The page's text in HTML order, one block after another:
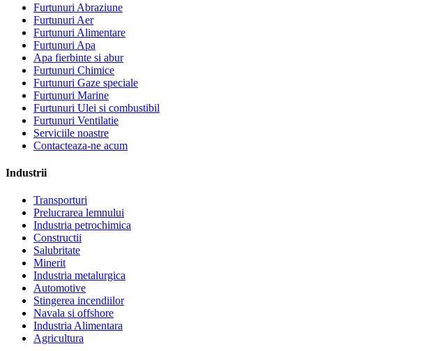
Furtunuri Abraziune
Furtunuri Aer
Furtunuri Alimentare
Furtunuri Apa
Apa fierbinte si abur
Furtunuri Chimice
Furtunuri Gaze speciale
Furtunuri Marine
Furtunuri Ulei si combustibil
Furtunuri Ventilatie
Serviciile noastre
Contacteaza-ne acum
Industrii
Transporturi
Prelucrarea lemnului
Industria petrochimica
Constructii
Salubritate
Minerit
Industria metalurgica
Automotive
Stingerea incendiilor
Navala si offshore
Industria Alimentara
Agricultura